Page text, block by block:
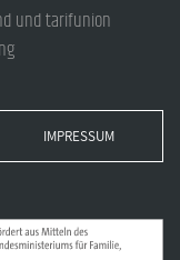
und tarifunion
IMPRESSUM